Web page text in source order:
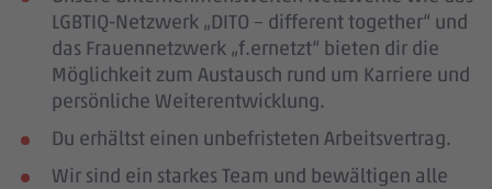
LGBTIQ-Netzwerk „DITO – different together“ und
das Frauennetzwerk „f.ernetzt“ bieten dir die
Möglichkeit zum Austausch rund um Karriere und
persönliche Weiterentwicklung.
Du erhältst einen unbefristeten Arbeitsvertrag.
Wir sind ein starkes Team und bewältigen alle